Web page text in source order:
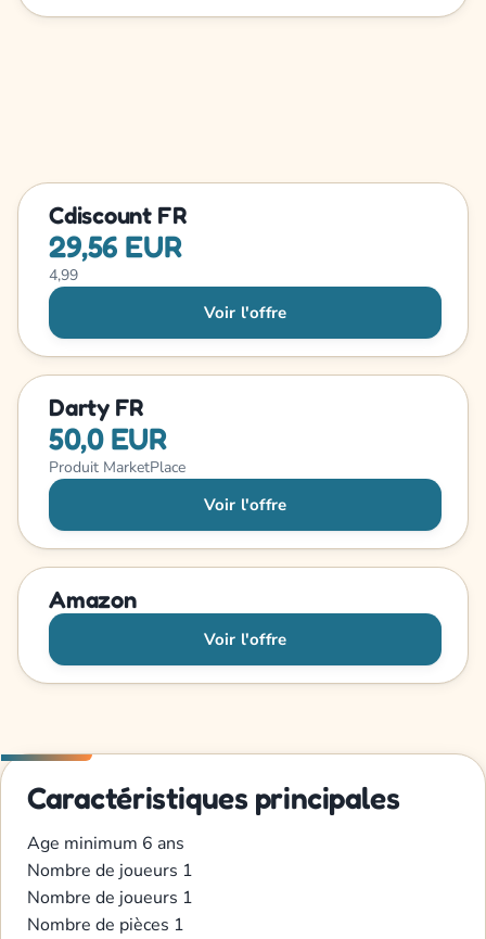
Cdiscount FR
29,56 EUR
4,99
Voir l'offre
Darty FR
50,0 EUR
Produit MarketPlace
Voir l'offre
Amazon
Voir l'offre
Caractéristiques principales
Age minimum 6 ans
Nombre de joueurs 1
Nombre de joueurs 1
Nombre de pièces 1